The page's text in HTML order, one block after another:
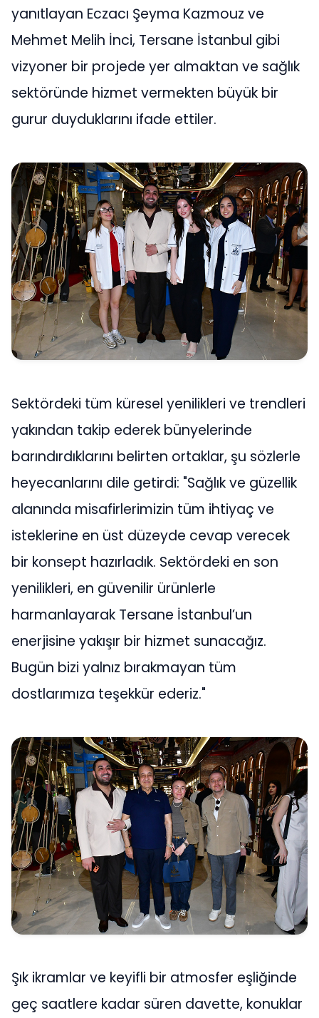
yanıtlayan Eczacı Şeyma Kazmouz ve
Mehmet Melih İnci, Tersane İstanbul gibi
vizyoner bir projede yer almaktan ve sağlık
sektöründe hizmet vermekten büyük bir
gurur duyduklarını ifade ettiler.
Sektördeki tüm küresel yenilikleri ve trendleri
yakından takip ederek bünyelerinde
barındırdıklarını belirten ortaklar, şu sözlerle
heyecanlarını dile getirdi: "Sağlık ve güzellik
alanında misafirlerimizin tüm ihtiyaç ve
isteklerine en üst düzeyde cevap verecek
bir konsept hazırladık. Sektördeki en son
yenilikleri, en güvenilir ürünlerle
harmanlayarak Tersane İstanbul’un
enerjisine yakışır bir hizmet sunacağız.
Bugün bizi yalnız bırakmayan tüm
dostlarımıza teşekkür ederiz."
Şık ikramlar ve keyifli bir atmosfer eşliğinde
geç saatlere kadar süren davette, konuklar